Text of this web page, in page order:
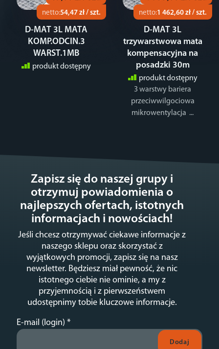
netto:54,47 zł / szt.
D-MAT 3L MATA
KOMP.ODCIN.3
WARST.1MB
produkt dostępny
netto:1 462,60 zł / szt.
D-MAT 3L
trzywarstwowa mata
kompensacyjna na
posadzki 30m
produkt dostępny
3 warstwy bariera
przeciwwilgociowa
mikrowentylacja ...
Zapisz się do naszej grupy i
otrzymuj powiadomienia o
najlepszych ofertach, istotnych
informacjach i nowościach!
Jeśli chcesz otrzymywać ciekawe informacje z
naszego sklepu oraz skorzystać z
wyjątkowych promocji, zapisz się na nasz
newsletter. Będziesz miał pewność, że nic
istotnego ciebie nie ominie, a my z
przyjemnością i z pierwszeństwem
udostępnimy tobie kluczowe informacje.
E-mail (login) *